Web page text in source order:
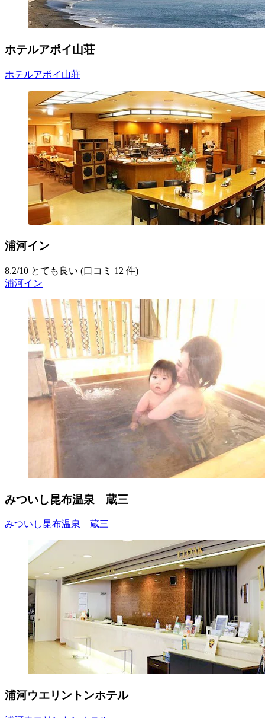
ホテルアポイ山荘
ホテルアポイ山荘
浦河イン
8.2/10 とても良い (口コミ 12 件)
浦河イン
みついし昆布温泉 蔵三
みついし昆布温泉 蔵三
浦河ウエリントンホテル